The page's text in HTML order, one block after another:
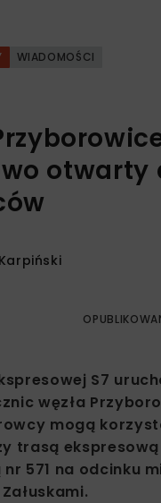
WIADOMOŚCI
otwarty
S7
węzła
mogą
trasą
571 na odcinku